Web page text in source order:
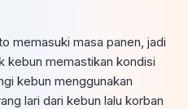
memasuki masa panen, jadi
kebun memastikan kondisi
kebun menggunakan
lari dari kebun lalu korban